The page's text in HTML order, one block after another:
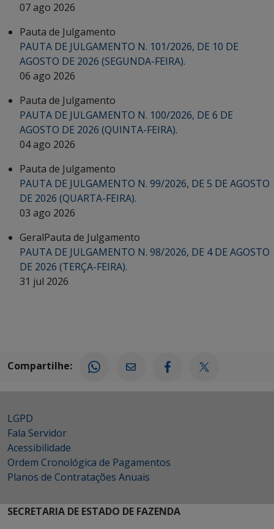
07 ago 2026
Pauta de Julgamento
PAUTA DE JULGAMENTO N. 101/2026, DE 10 DE
AGOSTO DE 2026 (SEGUNDA-FEIRA).
06 ago 2026
Pauta de Julgamento
PAUTA DE JULGAMENTO N. 100/2026, DE 6 DE
AGOSTO DE 2026 (QUINTA-FEIRA).
04 ago 2026
Pauta de Julgamento
PAUTA DE JULGAMENTO N. 99/2026, DE 5 DE AGOSTO
DE 2026 (QUARTA-FEIRA).
03 ago 2026
GeralPauta de Julgamento
PAUTA DE JULGAMENTO N. 98/2026, DE 4 DE AGOSTO
DE 2026 (TERÇA-FEIRA).
31 jul 2026
Compartilhe:
LGPD
Fala Servidor
Acessibilidade
Ordem Cronológica de Pagamentos
Planos de Contratações Anuais
SECRETARIA DE ESTADO DE FAZENDA